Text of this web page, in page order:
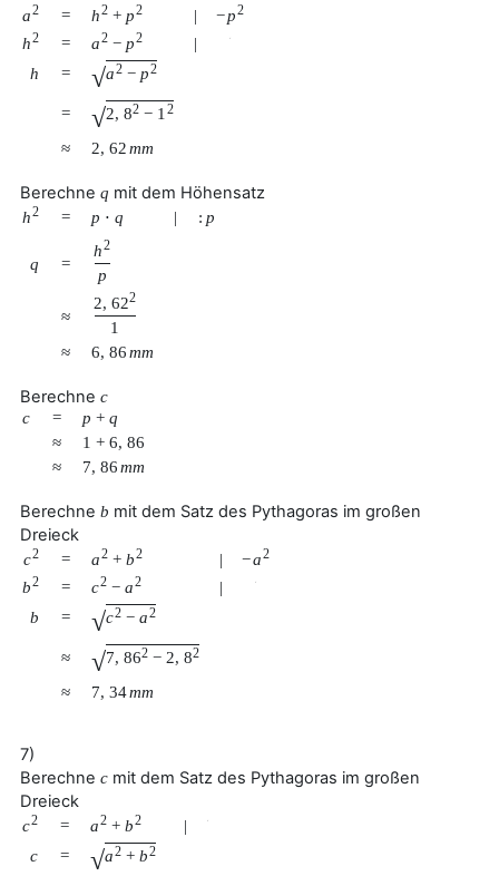
a2 = h2 + p2 | −p2
h2 = a2 − p2 |
h = √a2 − p2
= √2, 82 − 12
≈ 2, 62mm
Berechne q mit dem Höhensatz
h2 = p ⋅ q | : p
q =
h2
p
≈
2, 622
1
≈
6, 86mm
Berechne c
c
= p + q
≈
1 + 6, 86
≈
7, 86mm
Berechne b mit dem Satz des Pythagoras im großen
Dreieck
c2 = a2 + b2 | −a2
b2 = c2 − a2 |
b = √c2 − a2
≈ √7, 862 − 2, 82
≈ 7, 34mm
7)
Berechne c mit dem Satz des Pythagoras im großen
Dreieck
c2 = a2 + b2 |
c = √a2 + b2